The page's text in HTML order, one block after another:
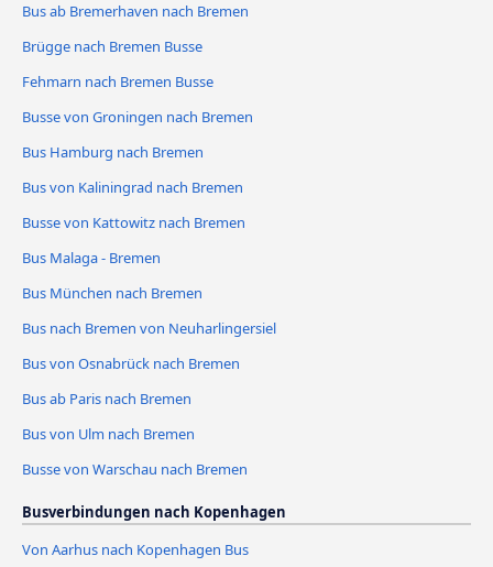
Bus ab Bremerhaven nach Bremen
Brügge nach Bremen Busse
Fehmarn nach Bremen Busse
Busse von Groningen nach Bremen
Bus Hamburg nach Bremen
Bus von Kaliningrad nach Bremen
Busse von Kattowitz nach Bremen
Bus Malaga - Bremen
Bus München nach Bremen
Bus nach Bremen von Neuharlingersiel
Bus von Osnabrück nach Bremen
Bus ab Paris nach Bremen
Bus von Ulm nach Bremen
Busse von Warschau nach Bremen
Busverbindungen nach Kopenhagen
Von Aarhus nach Kopenhagen Bus